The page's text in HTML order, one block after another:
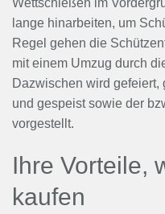
lange hinarbeiten, um
Regel gehen die
mit einem Umzug durch
Dazwischen wird
und gespeist sowie der
vorgestellt.
Ihre Vorteile,
kaufen